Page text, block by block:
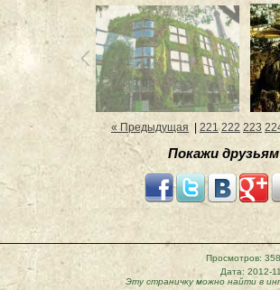
« Предыдущая 221 222 223
Покажи
Просмотров:
Дата: 2012-
Эту страничку можно найти в